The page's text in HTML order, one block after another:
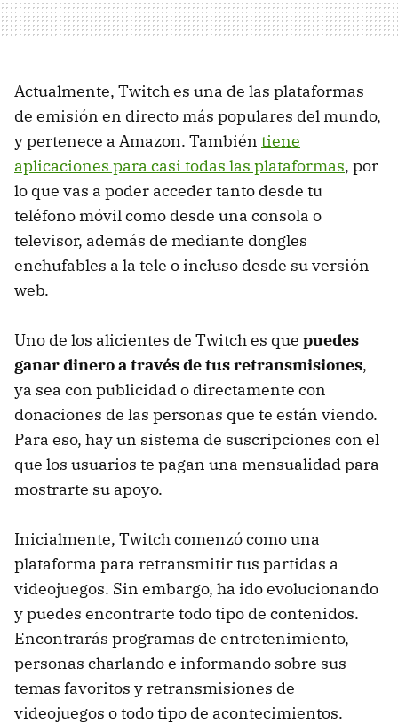
Actualmente, Twitch es una de las plataformas
de emisión en directo más populares del mundo,
y pertenece a Amazon. También tiene
aplicaciones para casi todas las plataformas, por
lo que vas a poder acceder tanto desde tu
teléfono móvil como desde una consola o
televisor, además de mediante dongles
enchufables a la tele o incluso desde su versión
web.
Uno de los alicientes de Twitch es que puedes
ganar dinero a través de tus retransmisiones,
ya sea con publicidad o directamente con
donaciones de las personas que te están viendo.
Para eso, hay un sistema de suscripciones con el
que los usuarios te pagan una mensualidad para
mostrarte su apoyo.
Inicialmente, Twitch comenzó como una
plataforma para retransmitir tus partidas a
videojuegos. Sin embargo, ha ido evolucionando
y puedes encontrarte todo tipo de contenidos.
Encontrarás programas de entretenimiento,
personas charlando e informando sobre sus
temas favoritos y retransmisiones de
videojuegos o todo tipo de acontecimientos.